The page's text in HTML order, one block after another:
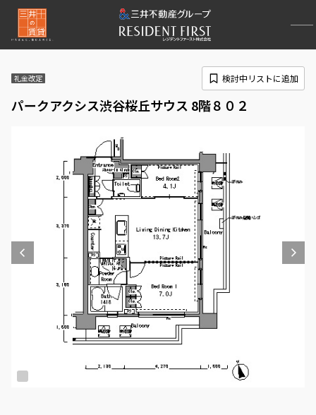
礼金改定
パークアクシス渋谷桜丘サウス 8階８０２
検討中リストに追加